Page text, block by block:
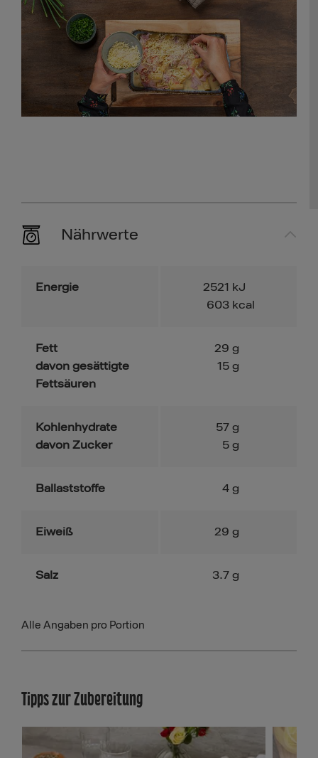
Nährwerte
Energie 2521 kJ
603 kcal
Fett
davon gesättigte
Fettsäuren
29 g
15 g
Kohlenhydrate
davon Zucker
57 g
5 g
Ballaststoffe 4 g
Eiweiß 29 g
Salz 3.7 g
Alle Angaben pro Portion
Tipps zur Zubereitung